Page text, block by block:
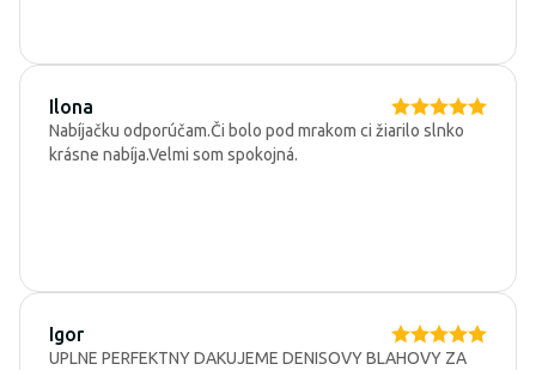
Ilona
Nabíjačku odporúčam.Či bolo pod mrakom ci žiarilo slnko
krásne nabíja.Velmi som spokojná.
Igor
UPLNE PERFEKTNY DAKUJEME DENISOVY BLAHOVY ZA